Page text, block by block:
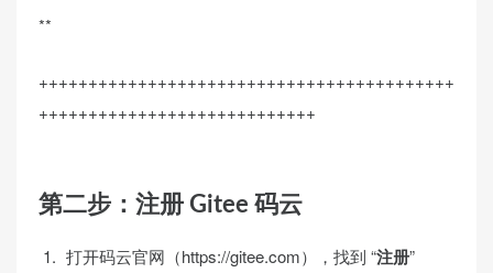
**
++++++++++++++++++++++++++++++++++++++++++
++++++++++++++++++++++++++++
第二步：注册 Gitee 码云
打开码云官网（https://gitee.com），找到 “注册”